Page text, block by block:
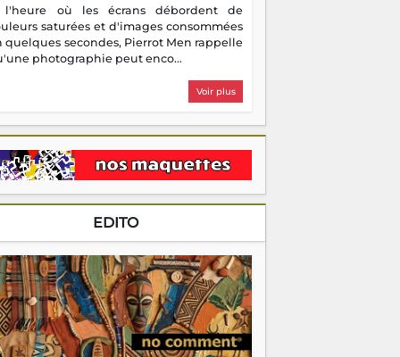
l'heure où les écrans débordent de
saturées et d'images consommées
quelques secondes, Pierrot Men rappelle
photographie peut enco...
Voir plus
EDITO